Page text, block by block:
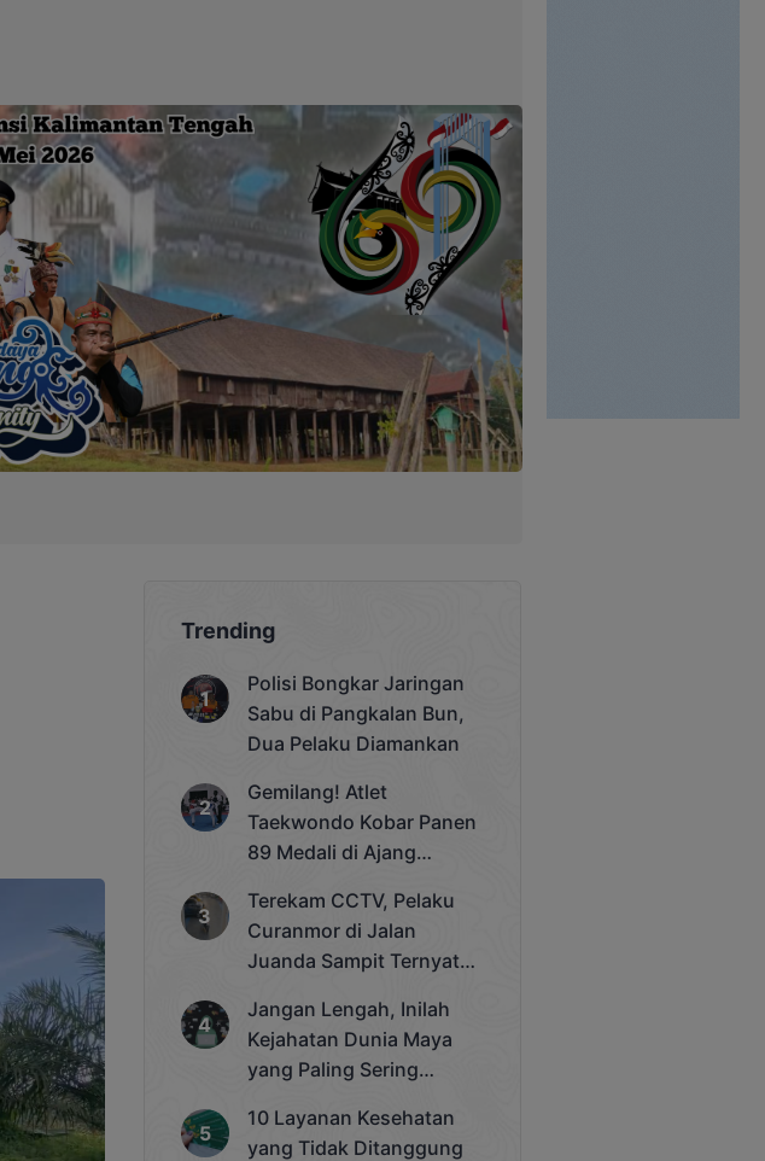
Trending
Polisi Bongkar Jaringan
Sabu di Pangkalan Bun,
Dua Pelaku Diamankan
Gemilang! Atlet
Taekwondo Kobar Panen
89 Medali di Ajang
Cup 2025
Terekam CCTV, Pelaku
Curanmor di Jalan
Juanda Sampit Ternyata
Jangan Lengah, Inilah
Kejahatan Dunia Maya
yang Paling Sering
10 Layanan Kesehatan
yang Tidak Ditanggung